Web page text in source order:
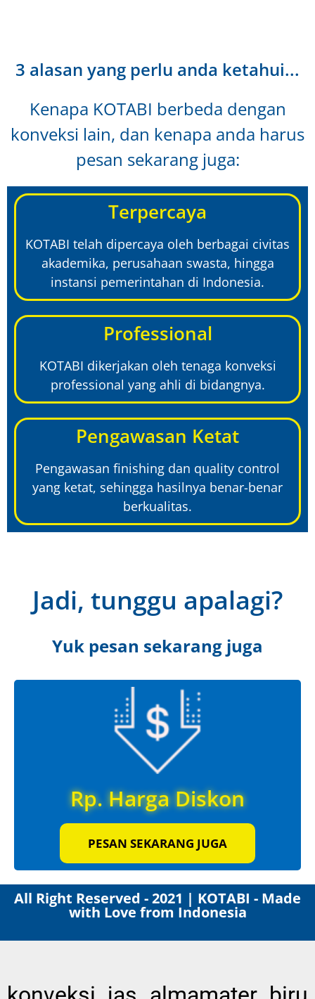
3 alasan yang perlu anda ketahui...
Kenapa KOTABI berbeda dengan
konveksi lain, dan kenapa anda harus
pesan sekarang juga:
Terpercaya
KOTABI telah dipercaya oleh berbagai civitas
akademika, perusahaan swasta, hingga
instansi pemerintahan di Indonesia.
Professional
KOTABI dikerjakan oleh tenaga konveksi
professional yang ahli di bidangnya.
Pengawasan Ketat
Pengawasan finishing dan quality control
yang ketat, sehingga hasilnya benar-benar
berkualitas.
Jadi, tunggu apalagi?
Yuk pesan sekarang juga
Rp. Harga Diskon
PESAN SEKARANG JUGA
All Right Reserved - 2021 | KOTABI - Made
with Love from Indonesia